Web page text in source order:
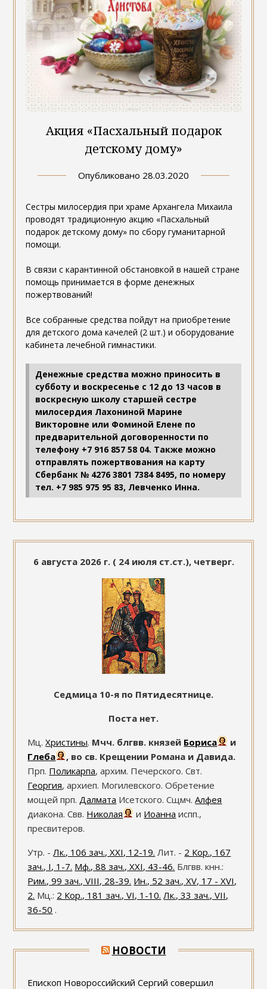
Акция «Пасхальный подарок
детскому дому»
Опубликовано 28.03.2020
Сестры милосердия при храме Архангела Михаила
проводят традиционную акцию «Пасхальный
подарок детскому дому» по сбору гуманитарной
помощи.
В связи с карантинной обстановкой в нашей стране
помощь принимается в форме денежных
пожертвований!
Все собранные средства пойдут на приобретение
для детского дома качелей (2 шт.) и оборудование
кабинета лечебной гимнастики.
Денежные средства можно приносить в
субботу и воскресенье с 12 до 13 часов в
воскресную школу старшей сестре
милосердия Лахониной Марине
Викторовне или Фоминой Елене по
предварительной договоренности по
телефону +7 916 857 58 04. Также можно
отправлять пожертвования на карту
Сбербанк № 4276 3801 7384 8495, по номеру
тел. +7 985 975 95 83, Левченко Инна.
6 августа 2026 г. ( 24 июля ст.ст.), четверг.
Седмица 10-я по Пятидесятнице.
Поста нет.
Мц.Христины. Мчч. блгвв. князей Бориса
и
Глеба
, во св. Крещении Романа и Давида.
Прп. Поликарпа, архим. Печерского. Свт.
Георгия, архиеп. Могилевского. Обретение
мощей прп. Далмата Исетского. Сщмч.Алфея
диакона. Свв. Николая и Иоанна испп.,
пресвитеров.
Утр. - Лк., 106 зач., XXI, 12-19. Лит. - 2 Кор., 167
зач., I, 1-7. Мф., 88 зач., XXI, 43-46. Блгвв. кнн.:
Рим., 99 зач., VIII, 28-39. Ин., 52 зач., XV, 17 - XVI,
2. Мц.: 2 Кор., 181 зач., VI, 1-10. Лк., 33 зач., VII,
36-50 .
НОВОСТИ
Епископ Новороссийский Сергий совершил